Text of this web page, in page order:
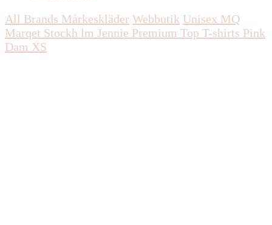
All Brands Mårkeskläder Webbutik Unisex MQ
Marqet Stockh lm Jennie Premium Top T-shirts Pink
Dam XS